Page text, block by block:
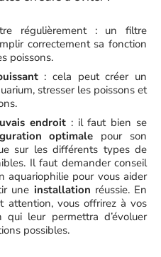
régulièrement : un filtre
correctement sa fonction
poissons.
: cela peut créer un
stresser les poissons et
endroit : il faut bien se
optimale pour son
sur les différents types de
Il faut demander conseil
aquariophilie pour vous aider
une installation réussie. En
attention, vous offrirez à vos
leur permettra d’évoluer
possibles.